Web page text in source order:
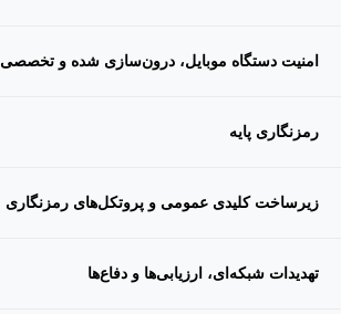
امنیت دستگاه موبایل، درون‌سازی شده و تخصصی
رمزنگاری پایه
زیرساخت کلیدی عمومی و پروتکل‌های رمزنگاری
تهدیدات شبکه‌ای، ارزیابی‌ها و دفاع‌ها